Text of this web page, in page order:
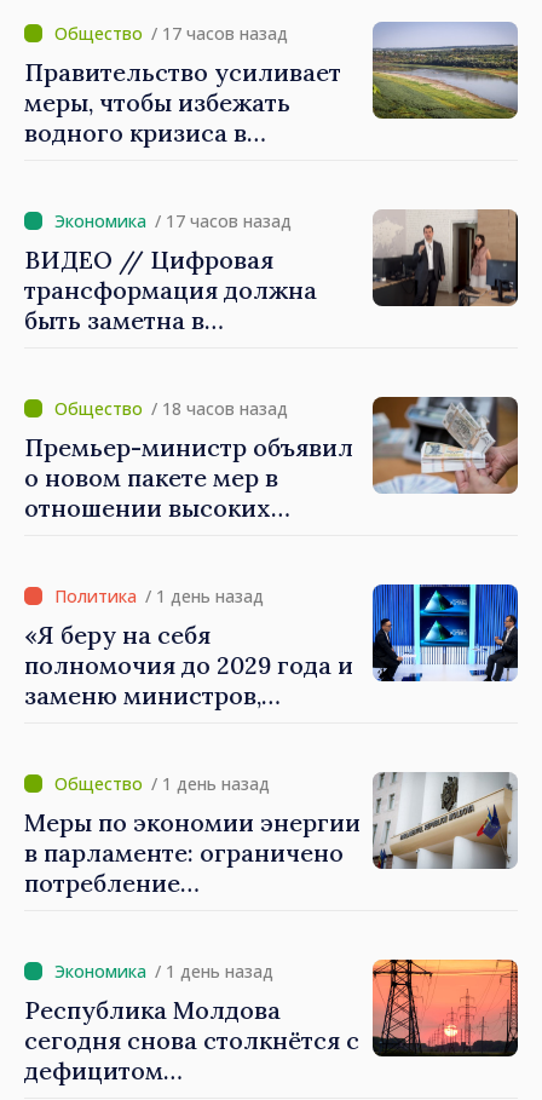
/ 17 часов назад
Правительство усиливает
меры, чтобы избежать
водного кризиса в
/ 17 часов назад
ВИДЕО // Цифровая
трансформация должна
быть заметна в
экономики: премьер-
министр Василе Тофан
посетил Агентство
электронного управления
/ 18 часов назад
Премьер-министр объявил
о новом пакете мер в
отношении высоких
/ 1 день назад
«Я беру на себя
полномочия до 2029 года и
заменю министров,
премьер-министр Василе
Тофан
/ 1 день назад
Меры по экономии энергии
в парламенте: ограничено
потребление
/ 1 день назад
Республика Молдова
сегодня снова столкнётся с
дефицитом